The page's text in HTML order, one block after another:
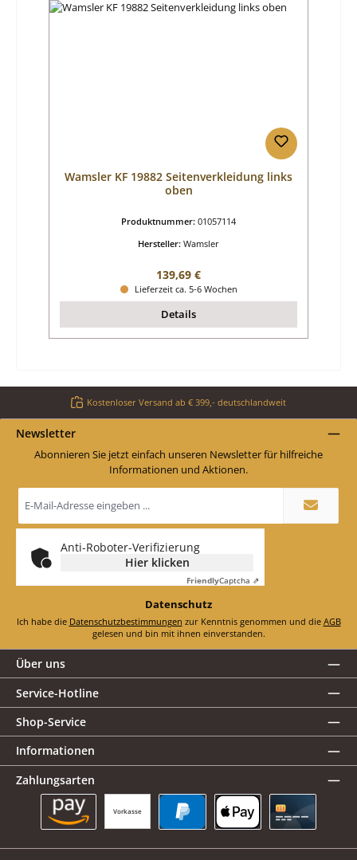
Wamsler KF 19882 Seitenverkleidung links
oben
Produktnummer: 01057114
Hersteller: Wamsler
Regulärer Preis:
139,69 €
Lieferzeit ca. 5-6 Wochen
Details
Kostenloser Versand ab € 399,- deutschlandweit
Newsletter
Abonnieren Sie jetzt einfach unseren Newsletter für hilfreiche
Informationen und Aktionen.
Mail-
*
Anti-Roboter-Verifizierung
Hier klicken
FriendlyCaptcha ⇗
Datenschutz
Ich habe die Datenschutzbestimmungen zur Kenntnis genommen und die AGB
gelesen und bin mit ihnen einverstanden.
Über uns
Service-Hotline
Shop-Service
Informationen
Zahlungsarten
Vorkasse